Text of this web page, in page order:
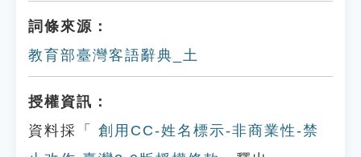
詞條來源：
教育部臺灣客語辭典_土
授權資訊：
資料採「
創用CC-姓名標示-非商業性-禁